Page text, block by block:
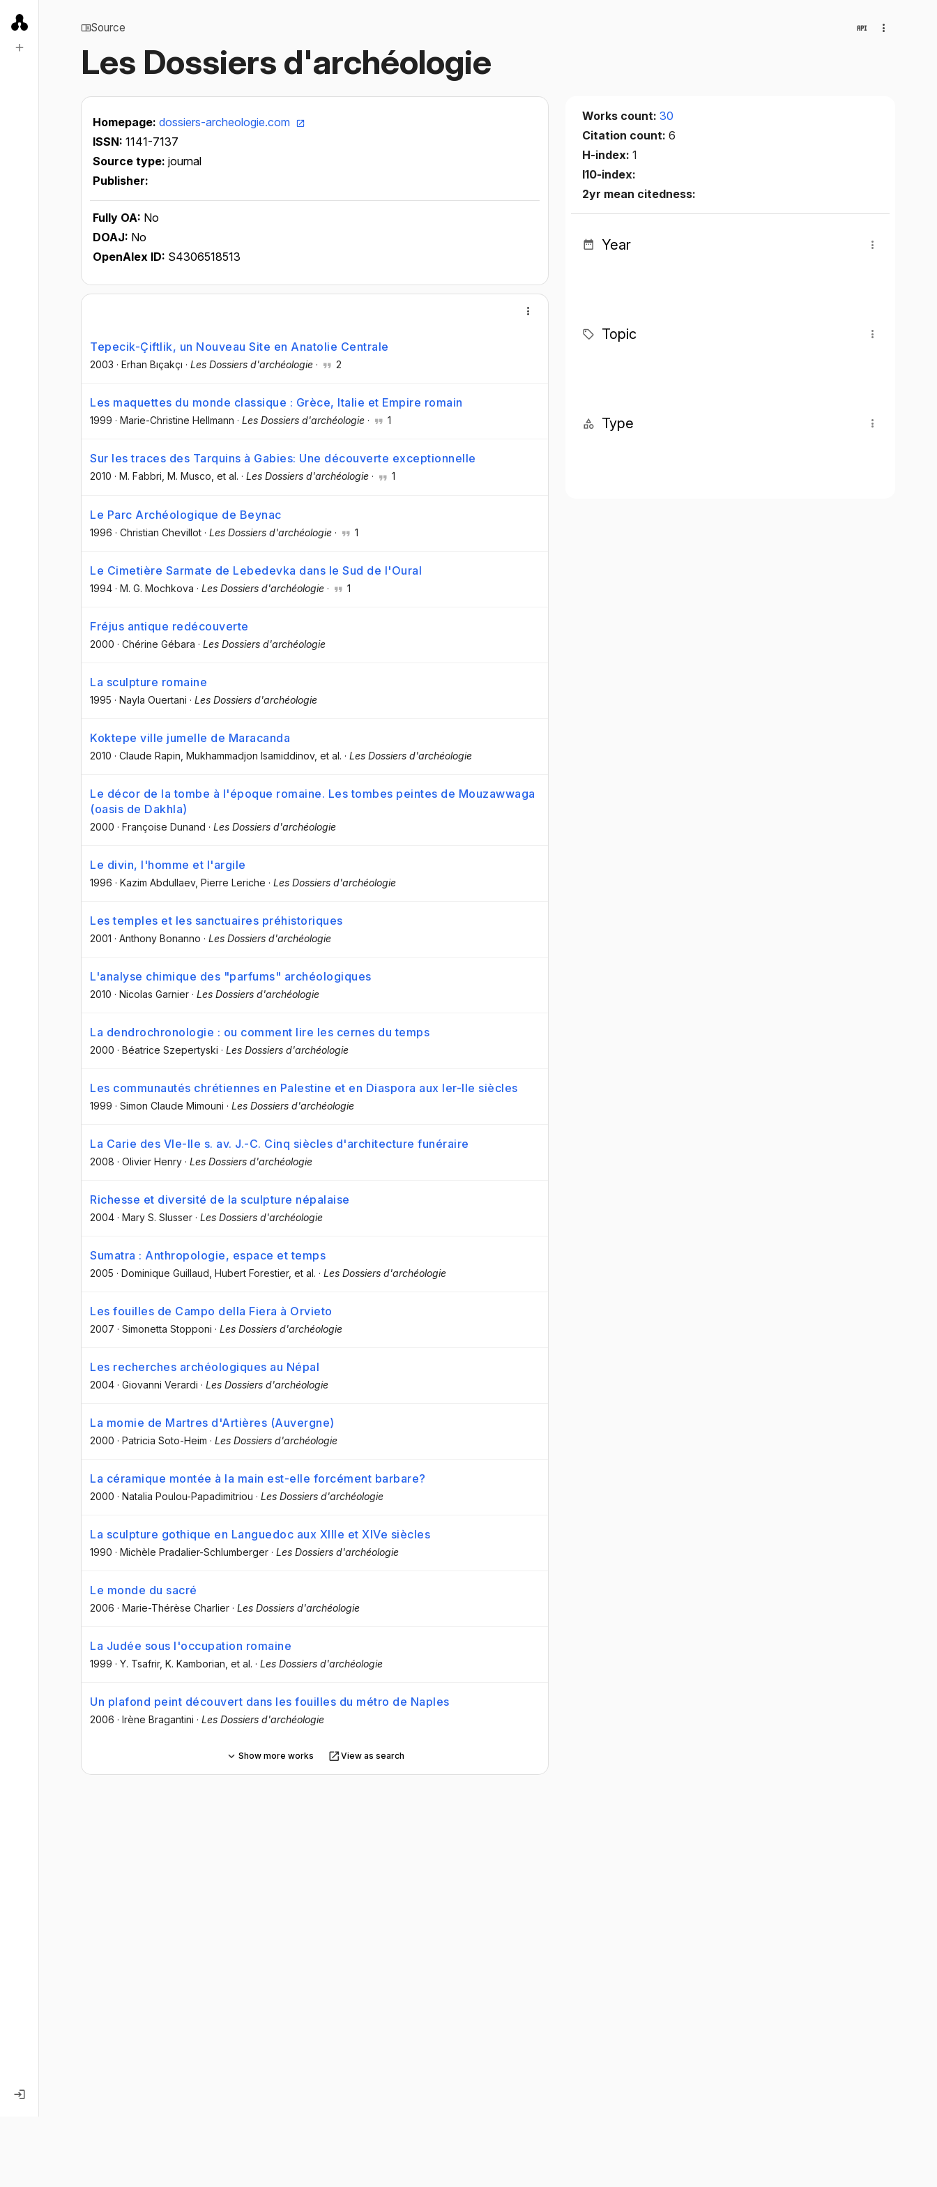
Source
Les Dossiers d'archéologie
Homepage: dossiers-archeologie.com
ISSN: 1141-7137
Source type: journal
Publisher:
Fully OA: No
DOAJ: No
OpenAlex ID: S4306518513
Tepecik-Çiftlik, un Nouveau Site en Anatolie Centrale
2003 · Erhan Bıçakçı · Les Dossiers d'archéologie · 2
Les maquettes du monde classique : Grèce, Italie et Empire romain
1999 · Marie-Christine Hellmann · Les Dossiers d'archéologie · 1
Sur les traces des Tarquins à Gabies: Une découverte exceptionnelle
2010 · M. Fabbri , M. Musco , et al. · Les Dossiers d'archéologie · 1
Le Parc Archéologique de Beynac
1996 · Christian Chevillot · Les Dossiers d'archéologie · 1
Le Cimetière Sarmate de Lebedevka dans le Sud de l'Oural
1994 · M. G. Mochkova · Les Dossiers d'archéologie · 1
Fréjus antique redécouverte
2000 · Chérine Gébara · Les Dossiers d'archéologie
La sculpture romaine
1995 · Nayla Ouertani · Les Dossiers d'archéologie
Koktepe ville jumelle de Maracanda
2010 · Claude Rapin , Mukhammadjon Isamiddinov, et al. · Les Dossiers d'archéologie
Le décor de la tombe à l'époque romaine. Les tombes peintes de Mouzawwaga
(oasis de Dakhla)
2000 · Françoise Dunand · Les Dossiers d'archéologie
Le divin, l'homme et l'argile
1996 · Kazim Abdullaev, Pierre Leriche · Les Dossiers d'archéologie
Les temples et les sanctuaires préhistoriques
2001 · Anthony Bonanno · Les Dossiers d'archéologie
L'analyse chimique des "parfums" archéologiques
2010 · Nicolas Garnier · Les Dossiers d'archéologie
La dendrochronologie : ou comment lire les cernes du temps
2000 · Béatrice Szepertyski · Les Dossiers d'archéologie
Les communautés chrétiennes en Palestine et en Diaspora aux Ier-IIe siècles
1999 · Simon Claude Mimouni · Les Dossiers d'archéologie
La Carie des VIe-IIe s. av. J.-C. Cinq siècles d'architecture funéraire
2008 · Olivier Henry · Les Dossiers d'archéologie
Richesse et diversité de la sculpture népalaise
2004 · Mary S. Slusser · Les Dossiers d'archéologie
Sumatra : Anthropologie, espace et temps
2005 · Dominique Guillaud , Hubert Forestier, et al. · Les Dossiers d'archéologie
Les fouilles de Campo della Fiera à Orvieto
2007 · Simonetta Stopponi · Les Dossiers d'archéologie
Les recherches archéologiques au Népal
2004 · Giovanni Verardi · Les Dossiers d'archéologie
La momie de Martres d'Artières (Auvergne)
2000 · Patricia Soto-Heim · Les Dossiers d'archéologie
La céramique montée à la main est-elle forcément barbare?
2000 · Natalia Poulou-Papadimitriou · Les Dossiers d'archéologie
La sculpture gothique en Languedoc aux XIIIe et XIVe siècles
1990 · Michèle Pradalier-Schlumberger · Les Dossiers d'archéologie
Le monde du sacré
2006 · Marie-Thérèse Charlier · Les Dossiers d'archéologie
La Judée sous l'occupation romaine
1999 · Y. Tsafrir, K. Kamborian , et al. · Les Dossiers d'archéologie
Un plafond peint découvert dans les fouilles du métro de Naples
2006 · Irène Bragantini · Les Dossiers d'archéologie
Show more works View as search
Works count:30
Citation count:6
H-index:1
I10-index:
2yr mean citedness:
Year
Topic
Type